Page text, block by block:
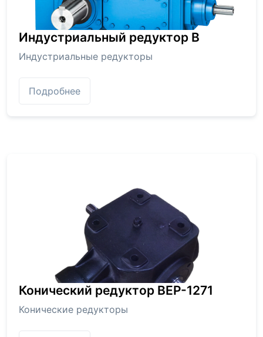
Индустриальный редуктор В
Индустриальные редукторы
Подробнее
Конический редуктор BEP-1271
Конические редукторы